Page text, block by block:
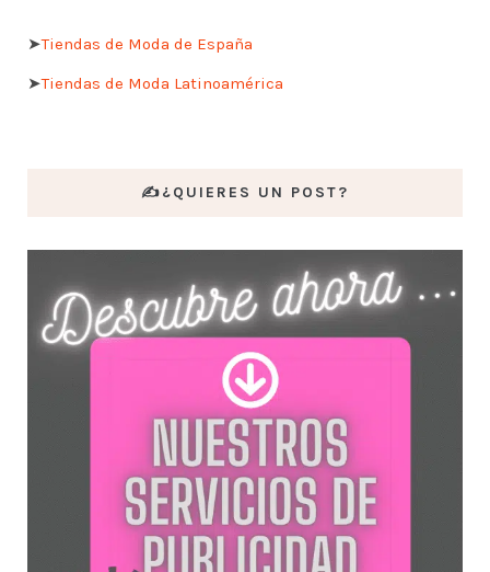
➤Tiendas de Moda de España
➤Tiendas de Moda Latinoamérica
✍️¿QUIERES UN POST?